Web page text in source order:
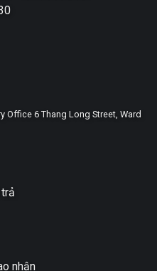
Office 6 Thang Long Street, Ward
nhận